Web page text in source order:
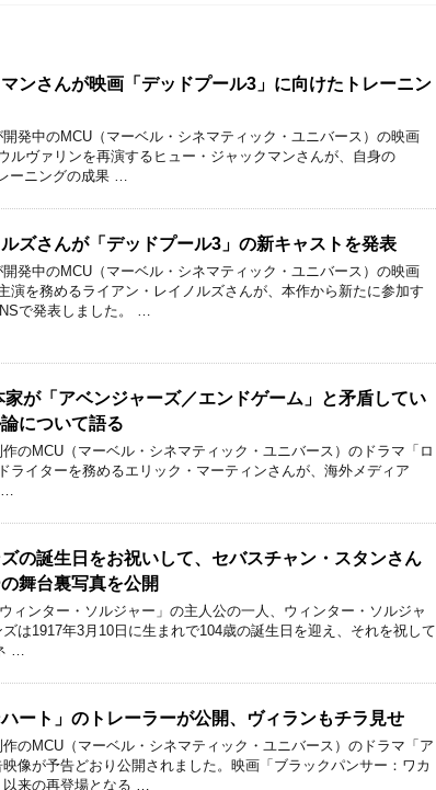
ンさんが映画「デッドプール3」に向けたトレーニン
発中のMCU（マーベル・シネマティック・ユニバース）の映画
ルヴァリンを再演するヒュー・ジャックマンさんが、自身の
ーニングの成果 …
ズさんが「デッドプール3」の新キャストを発表
発中のMCU（マーベル・シネマティック・ユニバース）の映画
演を務めるライアン・レイノルズさんが、本作から新たに参加す
で発表しました。 …
家が「アベンジャーズ／エンドゲーム」と矛盾してい
について語る
のMCU（マーベル・シネマティック・ユニバース）のドラマ「ロ
ライターを務めるエリック・マーティンさんが、海外メディア
の誕生日をお祝いして、セバスチャン・スタンさん
舞台裏写真を公開
ィンター・ソルジャー」の主人公の一人、ウィンター・ソルジャ
は1917年3月10日に生まれで104歳の誕生日を迎え、それを祝して
…
ハート」のトレーラーが公開、ヴィランもチラ見せ
のMCU（マーベル・シネマティック・ユニバース）のドラマ「ア
像が予告どおり公開されました。映画「ブラックパンサー：ワカ
来の再登場となる …